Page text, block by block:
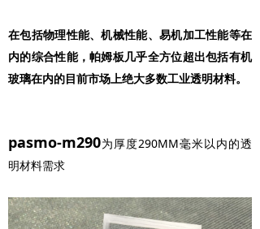
在包括物理性能、机械性能、易机加工性能等在
内的综合性能，帕姆板几乎全方位超出包括有机
玻璃在内的目前市场上绝大多数工业透明材料。
pasmo-m290为厚度290MM毫米以内的透
明材料需求